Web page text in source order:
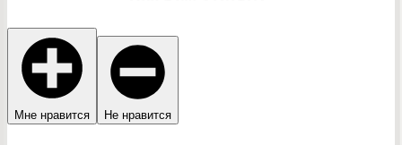
Мне нравится Не нравится